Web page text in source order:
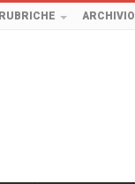
RUBRICHE ARCHIVIO